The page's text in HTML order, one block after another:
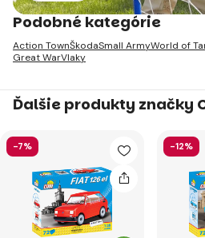
Podobné kategórie
Action TownŠkodaSmall ArmyWorld of
Great WarVlaky
Ďalšie produkty značky
-7% -12%